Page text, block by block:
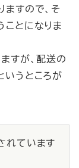
すので、そ
ことになりま
すが、配送の
いうところが
れています